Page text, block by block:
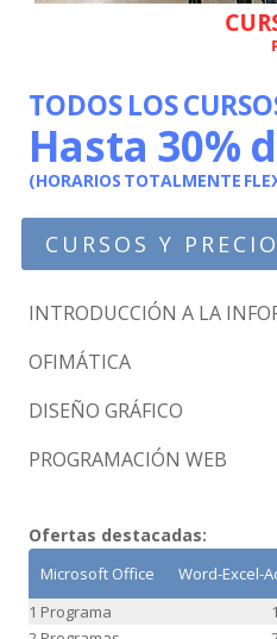
TODOS LOS
Hasta 30%
(HORARIOS TOTALMENTE
CURSOS Y
INTRODUCCIÓN A LA
OFIMÁTICA
DISEÑO GRÁFICO
PROGRAMACIÓN WEB
Ofertas destacadas:
Microsoft Office Word-Excel-
1 Programa